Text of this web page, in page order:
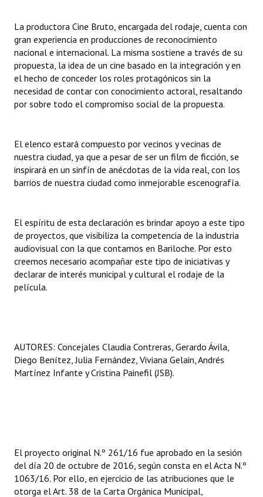
Antiguos Pobladores - Registro
Reconocimientos - Registro
Bariloche, Municipio intercultural
Entrega de distinciones
La productora Cine Bruto, encargada del rodaje, cuenta con
gran experiencia en producciones de reconocimiento
nacional e internacional. La misma sostiene a través de su
propuesta, la idea de un cine basado en la integración y en
el hecho de conceder los roles protagónicos sin la
necesidad de contar con conocimiento actoral, resaltando
por sobre todo el compromiso social de la propuesta.
El elenco estará compuesto por vecinos y vecinas de
nuestra ciudad, ya que a pesar de ser un film de ficción, se
inspirará en un sinfín de anécdotas de la vida real, con los
barrios de nuestra ciudad como inmejorable escenografía.
El espíritu de esta declaración es brindar apoyo a este tipo
de proyectos, que visibiliza la competencia de la industria
audiovisual con la que contamos en Bariloche. Por esto
creemos necesario acompañar este tipo de iniciativas y
declarar de interés municipal y cultural el rodaje de la
película.
AUTORES: Concejales Claudia Contreras, Gerardo Ávila,
Diego Benítez, Julia Fernández, Viviana Gelain, Andrés
Martínez Infante y Cristina Painefil (JSB).
El proyecto original N.º 261/16 fue aprobado en la sesión
del día 20 de octubre de 2016, según consta en el Acta N.º
1063/16. Por ello, en ejercicio de las atribuciones que le
otorga el Art. 38 de la Carta Orgánica Municipal,